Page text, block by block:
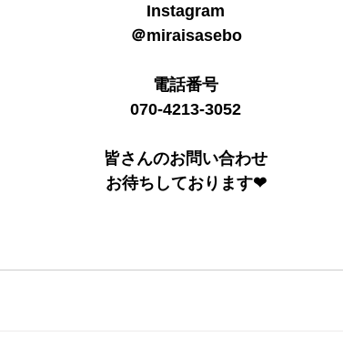
Instagram
＠miraisasebo
電話番号
070-4213-3052
皆さんのお問い合わせ
お待ちしております❤